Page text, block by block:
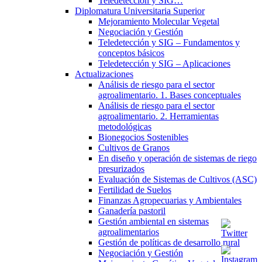
Diplomatura Universitaria Superior
Mejoramiento Molecular Vegetal
Negociación y Gestión
Teledetección y SIG – Fundamentos y
conceptos básicos
Teledetección y SIG – Aplicaciones
Actualizaciones
Análisis de riesgo para el sector
agroalimentario. 1. Bases conceptuales
Análisis de riesgo para el sector
agroalimentario. 2. Herramientas
metodológicas
Bionegocios Sostenibles
Cultivos de Granos
En diseño y operación de sistemas de riego
presurizados
Evaluación de Sistemas de Cultivos (ASC)
Fertilidad de Suelos
Finanzas Agropecuarias y Ambientales
Ganadería pastoril
Gestión ambiental en sistemas
agroalimentarios
Gestión de políticas de desarrollo rural
Negociación y Gestión